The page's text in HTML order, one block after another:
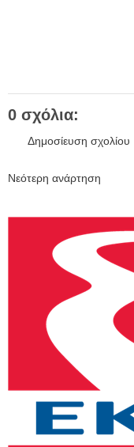
0 σχόλια:
Δημοσίευση σχολίου
Νεότερη ανάρτηση